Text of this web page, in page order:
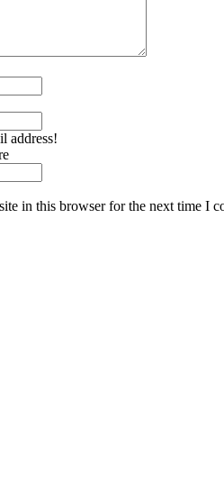
address!
in this browser for the next time I